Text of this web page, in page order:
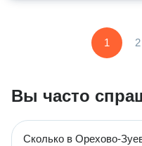
1 2
Вы часто
Сколько в Орехово-